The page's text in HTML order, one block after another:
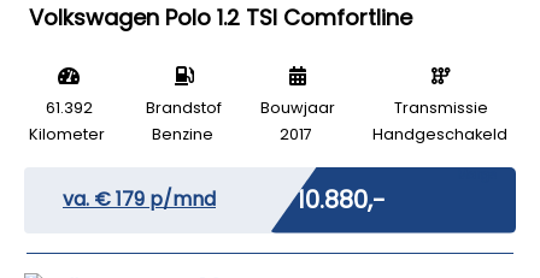
Volkswagen Polo 1.2 TSI Comfortline
61.392
Kilometer
Brandstof
Benzine
Bouwjaar
2017
Transmissie
Handgeschakeld
va. €179 p/mnd € 10.880,-